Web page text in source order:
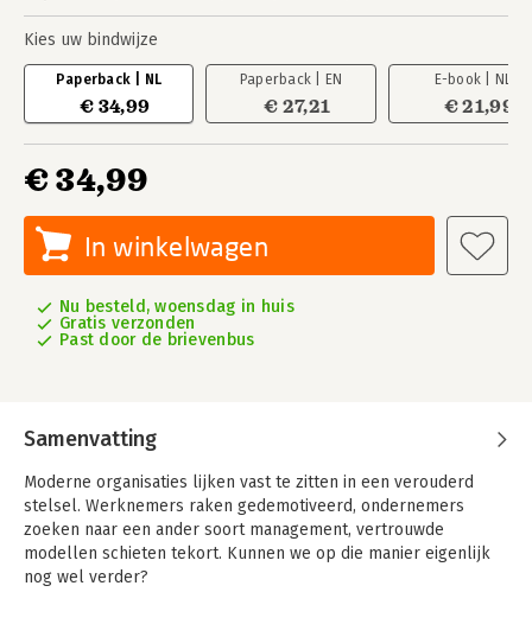
Kies uw bindwijze
Paperback | NL
€ 34,99
Paperback | EN
€ 27,21
E-book | NL
€ 21,99
€ 34,99
In winkelwagen
Nu besteld, woensdag in huis
Gratis verzonden
Past door de brievenbus
Samenvatting
Moderne organisaties lijken vast te zitten in een verouderd
stelsel. Werknemers raken gedemotiveerd, ondernemers
zoeken naar een ander soort management, vertrouwde
modellen schieten tekort. Kunnen we op die manier eigenlijk
nog wel verder?